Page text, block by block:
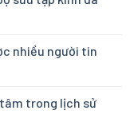
nhiều người tin
trong lịch sử